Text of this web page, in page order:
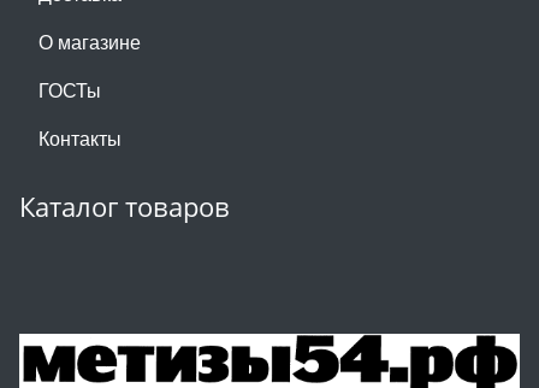
О магазине
ГОСТы
Контакты
Каталог товаров